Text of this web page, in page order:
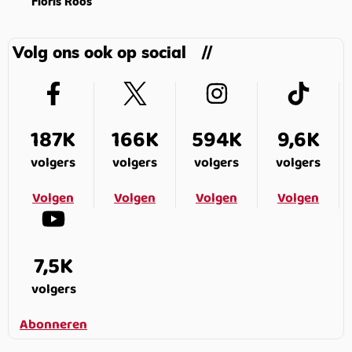
Floris Roos
Volg ons ook op social
187K
volgers
Volgen
166K
volgers
Volgen
594K
volgers
Volgen
9,6K
volgers
Volgen
7,5K
volgers
Abonneren